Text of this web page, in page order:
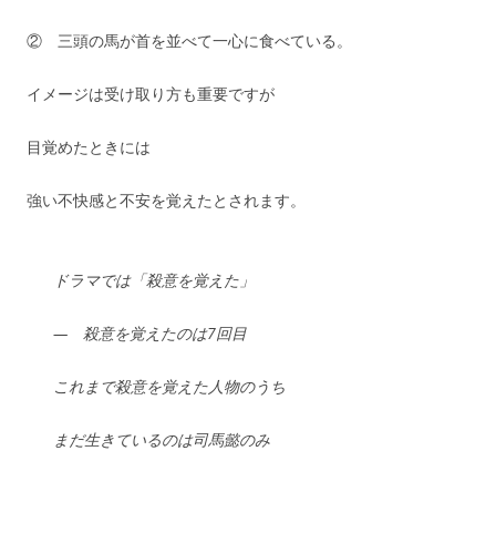
② 三頭の馬が首を並べて一心に食べている。
イメージは受け取り方も重要ですが
目覚めたときには
強い不快感と不安を覚えたとされます。
ドラマでは「殺意を覚えた」
— 殺意を覚えたのは7回目
これまで殺意を覚えた人物のうち
まだ生きているのは司馬懿のみ